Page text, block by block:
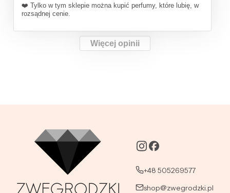
❤️ Tylko w tym sklepie można kupić perfumy, które lubię, w
rozsądnej cenie.
Więcej opinii
+48 505269577
shop@zwegrodzki.pl